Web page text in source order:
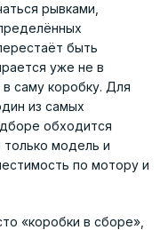
рывками,
быть
уже не в
саму коробку. Для
из самых
обходится
модель и
по мотору и
«коробки в сборе»,